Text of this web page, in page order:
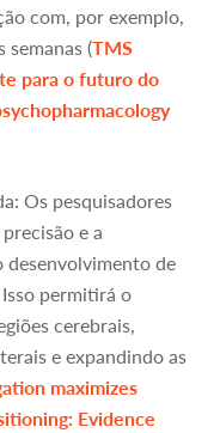
com, por exemplo,
(TMS
para o futuro do
Os pesquisadores
e a
desenvolvimento de
permitirá o
cerebrais,
e expandindo as
maximizes
Evidence